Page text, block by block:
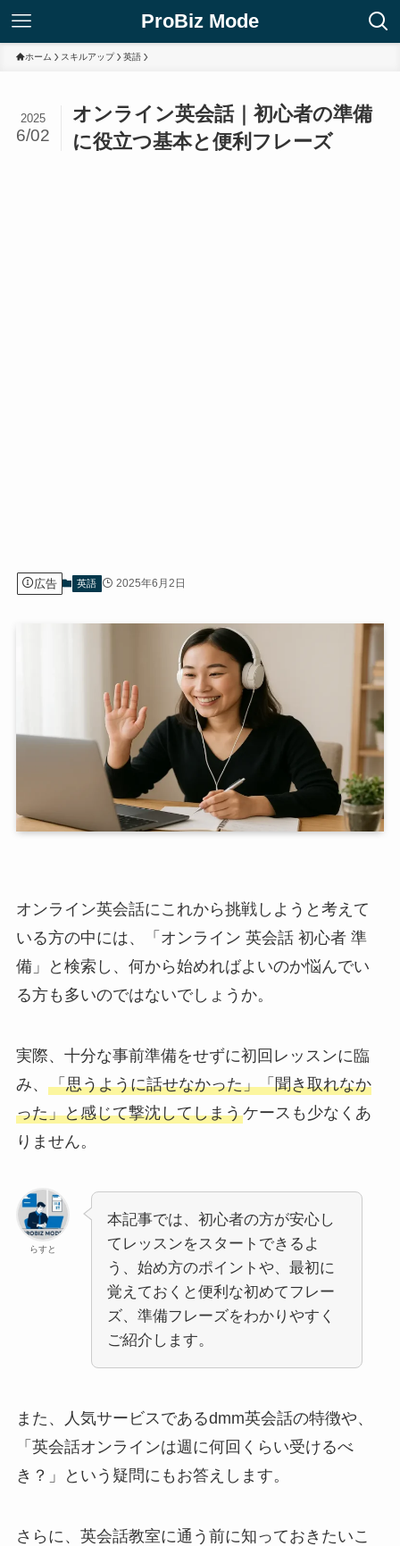
ProBiz Mode
ホーム スキルアップ 英語
オンライン英会話｜初心者の準備
に役立つ基本と便利フレーズ
2025
6/02
広告 英語 2025年6月2日
オンライン英会話にこれから挑戦しようと考えて
いる方の中には、「オンライン 英会話 初心者 準
備」と検索し、何から始めればよいのか悩んでい
る方も多いのではないでしょうか。
実際、十分な事前準備をせずに初回レッスンに臨
み、 「思うように話せなかった」「聞き取れなか
った」と感じて撃沈してしまうケースも少なくあ
りません。
らすと
本記事では、初心者の方が安心し
てレッスンをスタートできるよ
う、始め方のポイントや、最初に
覚えておくと便利な初めてフレー
ズ、準備フレーズをわかりやすく
ご紹介します。
また、人気サービスであるdmm英会話の特徴や、
「英会話オンラインは週に何回くらい受けるべ
き？」という疑問にもお答えします。
さらに、英会話教室に通う前に知っておきたいこ